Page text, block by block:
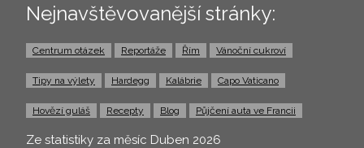
Nejnavštěvovanější stránky:
Centrum otázek Reportáže Řím Vánoční cukroví
Tipy na výlety Hardegg Kalábrie Capo Vaticano
Hovězí guláš Recepty Blog Půjčení auta ve Francii
Ze statistiky za měsíc Duben 2026